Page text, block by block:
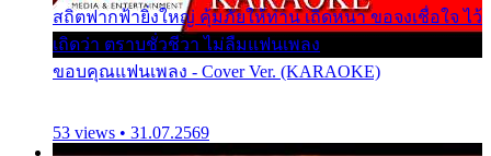
สถิตฟากฟ้ายิ่งใหญ่ คุ้มภัยให้ท่าน เถิดหนา ขอจงเชื่อใจ ไว้
เถิดว่า ตราบชั่วชีวา ไม่ลืมแฟนเพลง
ขอบคุณแฟนเพลง - Cover Ver. (KARAOKE)
53 views • 31.07.2569